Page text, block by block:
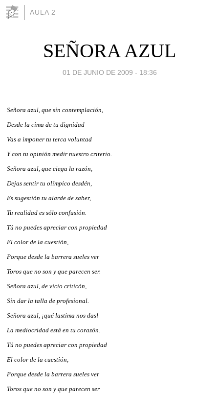
AULA 2
SEÑORA AZUL
01 DE JUNIO DE 2009 - 18:36
Señora azul, que sin contemplación,
Desde la cima de tu dignidad
Vas a imponer tu terca voluntad
Y con tu opinión medir nuestro criterio.
Señora azul, que ciega la razón,
Dejas sentir tu olímpico desdén,
Es sugestión tu alarde de saber,
Tu realidad es sólo confusión.
Tú no puedes apreciar con propiedad
El color de la cuestión,
Porque desde la barrera sueles ver
Toros que no son y que parecen ser.
Señora azul, de vicio criticón,
Sin dar la talla de profesional.
Señora azul, ¡qué lastima nos das!
La mediocridad está en tu corazón.
Tú no puedes apreciar con propiedad
El color de la cuestión,
Porque desde la barrera sueles ver
Toros que no son y que parecen ser